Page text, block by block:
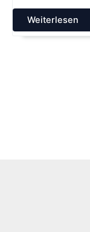
Weiterlesen